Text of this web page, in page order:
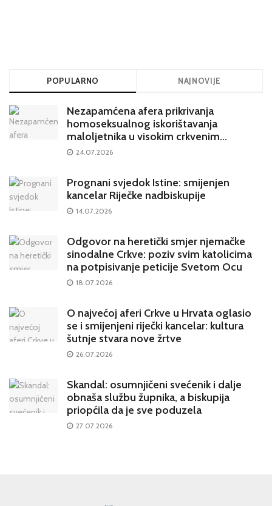
POPULARNO NAJNOVIJE
Nezapamćena afera prikrivanja
homoseksualnog iskorištavanja
maloljetnika u visokim crkvenim
krugovima potresa Hrvatsku
24.07.2026
Prognani svjedok Istine: smijenjen
kancelar Riječke nadbiskupije
14.07.2026
Odgovor na heretički smjer njemačke
sinodalne Crkve: poziv svim katolicima
na potpisivanje peticije Svetom Ocu
18.07.2026
O najvećoj aferi Crkve u Hrvata oglasio
se i smijenjeni riječki kancelar: kultura
šutnje stvara nove žrtve
26.07.2026
Skandal: osumnjičeni svećenik i dalje
obnaša službu župnika, a biskupija
priopćila da je sve poduzela
27.07.2026